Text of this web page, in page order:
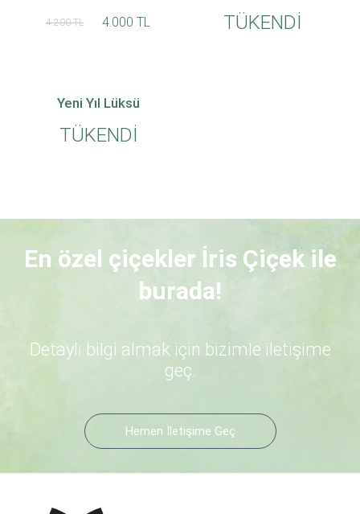
TÜKENDİ
4.200 TL 4.000 TL TÜKENDİ
Yeni Yıl Lüksü
TÜKENDİ
En özel çiçekler İris Çiçek ile
burada!
Detaylı bilgi almak için bizimle iletişime
geç.
Hemen İletişime Geç